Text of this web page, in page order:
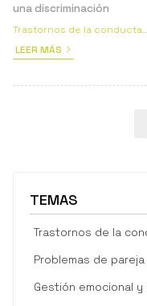
TEMAS
Trastornos de la
Problemas de pareja
Gestión emocional
una discriminación
Trastornos de la conducta
alimentaria
LEER MÁS